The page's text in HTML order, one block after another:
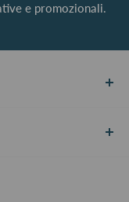
e promozionali.